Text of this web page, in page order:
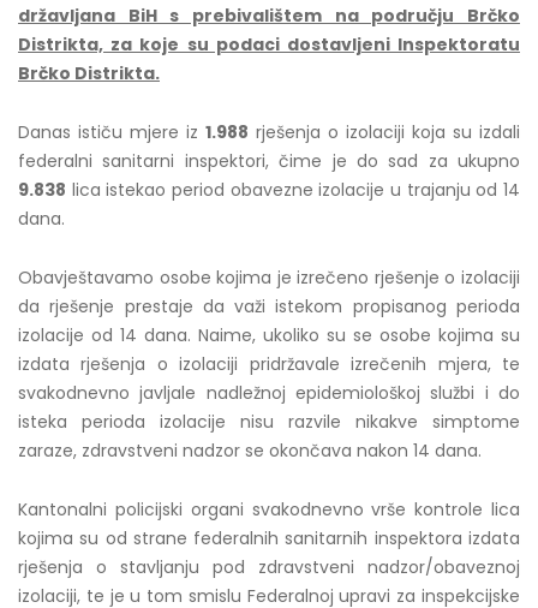
državljana BiH s prebivalištem na području Brčko
Distrikta, za koje su podaci dostavljeni Inspektoratu
Brčko Distrikta.
Danas ističu mjere iz1.988 rješenja o izolaciji koja su izdali
federalni sanitarni inspektori, čime je do sad za ukupno
9.838 lica istekao period obavezne izolacije u trajanju od 14
dana.
Obavještavamo osobe kojima je izrečeno rješenje o izolaciji
da rješenje prestaje da važi istekom propisanog perioda
izolacije od 14 dana. Naime, ukoliko su se osobe kojima su
izdata rješenja o izolaciji pridržavale izrečenih mjera, te
svakodnevno javljale nadležnoj epidemiološkoj službi i do
isteka perioda izolacije nisu razvile nikakve simptome
zaraze, zdravstveni nadzor se okončava nakon 14 dana.
Kantonalni policijski organi svakodnevno vrše kontrole lica
kojima su od strane federalnih sanitarnih inspektora izdata
rješenja o stavljanju pod zdravstveni nadzor/obaveznoj
izolaciji, te je u tom smislu Federalnoj upravi za inspekcijske